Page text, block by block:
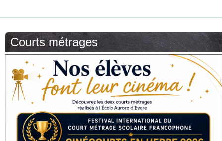
Courts métrages